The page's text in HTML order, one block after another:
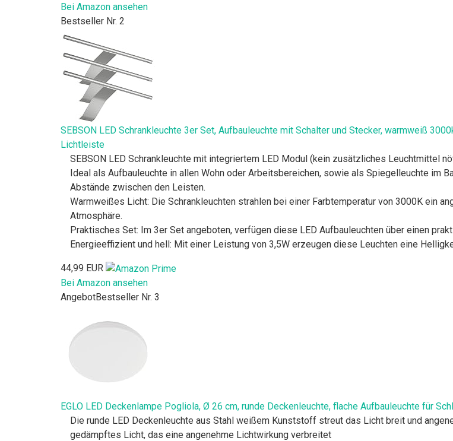
Bei Amazon ansehen
Bestseller Nr. 2
SEBSON LED Schrankleuchte 3er Set, Aufbauleuchte mit Schalter und Stecker, warmweiß
Lichtleiste
SEBSON LED Schrankleuchte mit integriertem LED Modul (kein zusätzliches Leuchtmittel
Ideal als Aufbauleuchte in allen Wohn oder Arbeitsbereichen, sowie als Spiegelleuchte im
Abstände zwischen den Leisten.
Warmweißes Licht: Die Schrankleuchten strahlen bei einer Farbtemperatur von 3000K ein
Atmosphäre.
Praktisches Set: Im 3er Set angeboten, verfügen diese LED Aufbauleuchten über einen
Energieeffizient und hell: Mit einer Leistung von 3,5W erzeugen diese Leuchten eine
44,99 EUR
Bei Amazon ansehen
AngebotBestseller Nr. 3
EGLO LED Deckenlampe Pogliola, Ø 26 cm, runde Deckenleuchte, flache Aufbauleuchte für
Die runde LED Deckenleuchte aus Stahl weißem Kunststoff streut das Licht breit und
gedämpftes Licht, das eine angenehme Lichtwirkung verbreitet